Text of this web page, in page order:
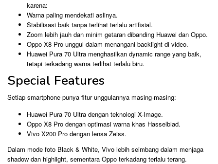
karena:
Warna paling mendekati aslinya.
Stabilisasi baik tanpa terlihat terlalu artifisial.
Zoom lebih jauh dan minim getaran dibanding Huawei dan Oppo.
Oppo X8 Pro unggul dalam menangani backlight di video.
Huawei Pura 70 Ultra menghasilkan dynamic range yang baik,
tetapi terkadang warna terlihat terlalu biru.
Special Features
Setiap smartphone punya fitur unggulannya masing-masing:
Huawei Pura 70 Ultra dengan teknologi X-Image.
Oppo X8 Pro dengan optimasi warna khas Hasselblad.
Vivo X200 Pro dengan lensa Zeiss.
Dalam mode foto Black & White, Vivo lebih seimbang dalam menjaga
shadow dan highlight, sementara Oppo terkadang terlalu terang.